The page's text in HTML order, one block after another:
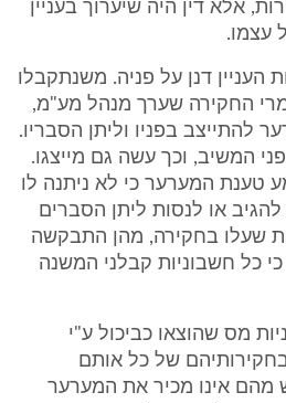
אלא דין היה שיערוך בעניין
עצמו.
העניין דנן על פניה. משנתקבלו
החקירה שערך מנהל מע"מ,
להתייצב בפניו וליתן הסבריו.
המשיב, וכך עשה גם מייצגו.
טענת המערער כי לא ניתנה לו
או לנסות ליתן הסברים
שעלו בחקירה, מהן התבקשה
כל חשבוניות קבלני המשנה
מס שהוצאו כביכול ע"י
של כל אותם
מהם אינו מכיר את המערער